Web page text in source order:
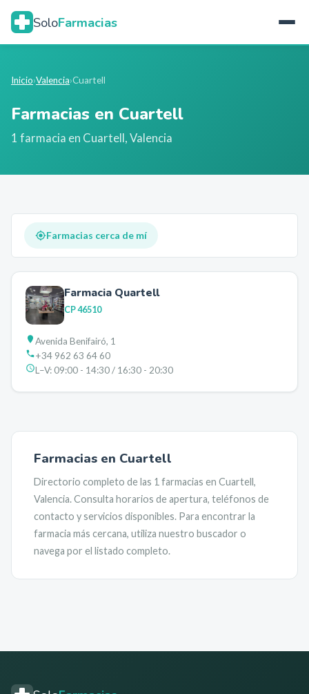
SoloFarmacias
Inicio›Valencia›Cuartell
Farmacias en Cuartell
1 farmacia en Cuartell,Valencia
Farmacias cerca de mí
Farmacia Quartell
CP46510
Avenida Benifairó, 1
+34 962 63 64 60
L–V:09:00 - 14:30 / 16:30 - 20:30
Farmacias en Cuartell
Directorio completo de las 1 farmacias en Cuartell,
Valencia. Consulta horarios de apertura, teléfonos de
contacto y servicios disponibles. Para encontrar la
farmacia más cercana, utiliza nuestro buscador o
navega por el listado completo.